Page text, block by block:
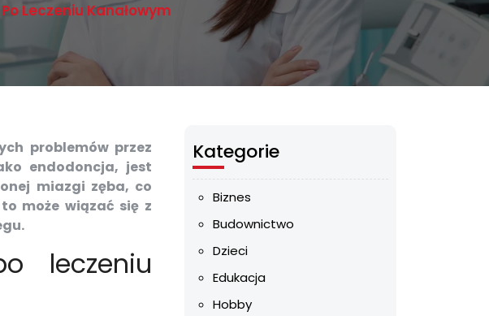
Leczeniu Kanałowym
problemów przez
endodoncja, jest
miazgi zęba, co
może wiązać się z
leczeniu
Kategorie
Biznes
Budownictwo
Dzieci
Edukacja
Hobby